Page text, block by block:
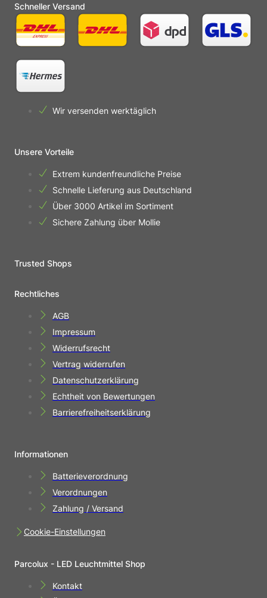
Schneller Versand
Wir versenden werktäglich
Unsere Vorteile
Extrem kundenfreundliche Preise
Schnelle Lieferung aus Deutschland
Über 3000 Artikel im Sortiment
Sichere Zahlung über Mollie
Trusted Shops
Rechtliches
AGB
Impressum
Widerrufsrecht
Vertrag widerrufen
Datenschutzerklärung
Echtheit von Bewertungen
Barrierefreiheitserklärung
Informationen
Batterieverordnung
Verordnungen
Zahlung / Versand
Cookie-Einstellungen
Parcolux - LED Leuchtmittel Shop
Kontakt